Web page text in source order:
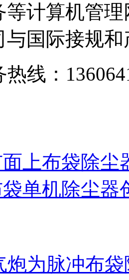
等计算机管
与国际接规
线：
上布袋除尘
单机除尘器
炮为脉冲布